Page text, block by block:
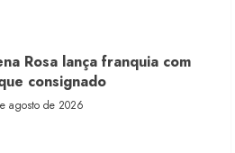
Rosa lança franquia com
consignado
agosto de 2026